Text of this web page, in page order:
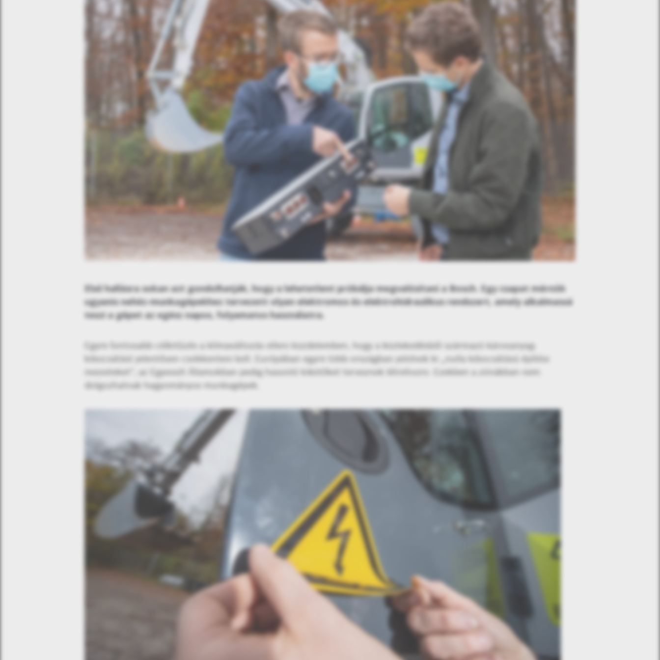
Első hallásra sokan azt gondolhatják, hogy a lehetetlent próbálja megvalósítani a Bosch. Egy csapat mérnök
ugyanis nehéz-munkagépekhez tervezett olyan elektromos és elektrohidraulikus rendszert, amely alkalmassá
teszi a gépet az egész napos, folyamatos használatra.
Egyre fontosabb célkitűzés a klímaváltozás elleni küzdelemben, hogy a közlekedésből származó károsanyag-
kibocsátást jelentősen csökkenteni kell. Európában egyre több országban jelölnek ki „nulla kibocsátású építési
övezeteket”, az Egyesült Államokban pedig hasonló kikötőket terveznek létrehozni. Ezekben a zónákban nem
dolgozhatnak hagyományos munkagépek.